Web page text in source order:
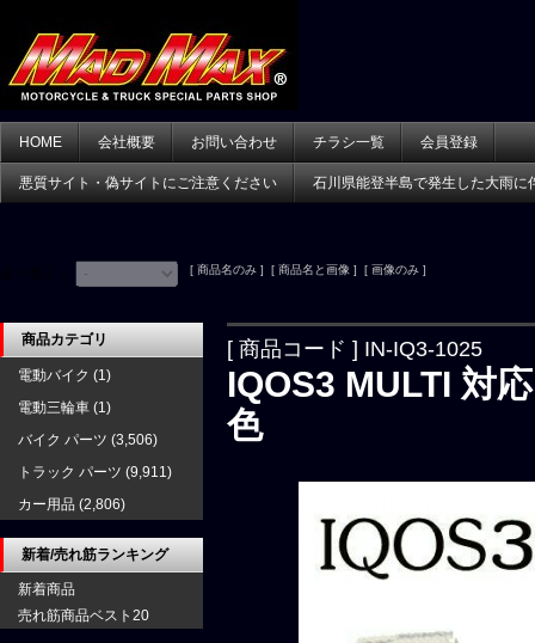
HOME 会社概要 お問い合わせ チラシ一覧 会員登録
悪質サイト・偽サイトにご注意ください 石川県能登半島で発生した大雨に
[ 商品名のみ ] [ 商品名と画像 ] [ 画像のみ ]
[ 商品コード ] IN-IQ3-1025
IQOS3 MULTI 対
色
商品カテゴリ
電動バイク (1)
電動三輪車 (1)
バイク パーツ (3,506)
トラック パーツ (9,911)
カー用品 (2,806)
新着/売れ筋ランキング
新着商品
売れ筋商品ベスト20